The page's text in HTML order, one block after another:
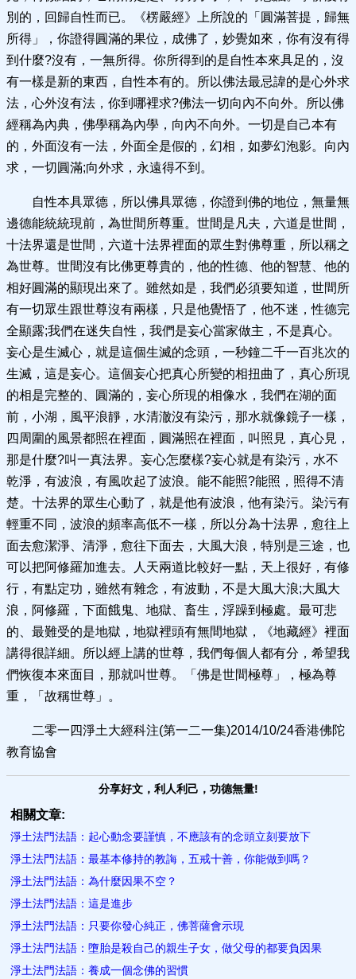
別的，回歸自性而已。《楞嚴經》上所說的「圓滿菩提，歸無
所得」，你證得圓滿的果位，成佛了，妙覺如來，你有沒有得
到什麼?沒有，一無所得。你所得到的是自性本來具足的，沒
有一樣是新的東西，自性本有的。所以佛法最忌諱的是心外求
法，心外沒有法，你到哪裡求?佛法一切向內不向外。所以佛
經稱為內典，佛學稱為內學，向內不向外。一切是自己本有
的，外面沒有一法，外面全是假的，幻相，如夢幻泡影。向內
求，一切圓滿;向外求，永遠得不到。
自性本具眾德，所以佛具眾德，你證到佛的地位，無量無
邊德能統統現前，為世間所尊重。世間是凡夫，六道是世間，
十法界還是世間，六道十法界裡面的眾生對佛尊重，所以稱之
為世尊。世間沒有比佛更尊貴的，他的性德、他的智慧、他的
相好圓滿的顯現出來了。雖然如是，我們必須要知道，世間所
有一切眾生跟世尊沒有兩樣，只是他覺悟了，他不迷，性德完
全顯露;我們在迷失自性，我們是妄心當家做主，不是真心。
妄心是生滅心，就是這個生滅的念頭，一秒鐘二千一百兆次的
生滅，這是妄心。這個妄心把真心所變的相扭曲了，真心所現
的相是完整的、圓滿的，妄心所現的相像水，我們在湖的面
前，小湖，風平浪靜，水清澈沒有染污，那水就像鏡子一樣，
四周圍的風景都照在裡面，圓滿照在裡面，叫照見，真心見，
那是什麼?叫一真法界。妄心怎麼樣?妄心就是有染污，水不
乾淨，有波浪，有風吹起了波浪。能不能照?能照，照得不清
楚。十法界的眾生心動了，就是他有波浪，他有染污。染污有
輕重不同，波浪的頻率高低不一樣，所以分為十法界，愈往上
面去愈潔淨、清淨，愈往下面去，大風大浪，特別是三途，也
可以把阿修羅加進去。人天兩道比較好一點，天上很好，有修
行，有點定功，雖然有雜念，有波動，不是大風大浪;大風大
浪，阿修羅，下面餓鬼、地獄、畜生，浮躁到極處。最可悲
的、最難受的是地獄，地獄裡頭有無間地獄，《地藏經》裡面
講得很詳細。所以經上講的世尊，我們每個人都有分，希望我
們恢復本來面目，那就叫世尊。「佛是世間極尊」，極為尊
重，「故稱世尊」。
二零一四淨土大經科注(第一二一集)2014/10/24香港佛陀
教育協會
分享好文，利人利己，功德無量!
相關文章:
淨土法門法語：起心動念要謹慎，不應該有的念頭立刻要放下
淨土法門法語：最基本修持的教誨，五戒十善，你能做到嗎？
淨土法門法語：為什麼因果不空？
淨土法門法語：這是進步
淨土法門法語：只要你發心純正，佛菩薩會示現
淨土法門法語：墮胎是殺自己的親生子女，做父母的都要負因果
淨土法門法語：養成一個念佛的習慣